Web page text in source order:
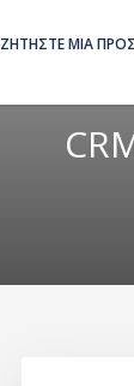
ΖΗΤΗΣΤΕ ΜΙΑ